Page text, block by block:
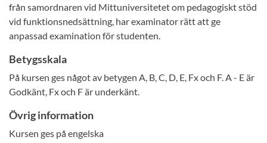
från samordnaren vid Mittuniversitetet om pedagogiskt stöd
vid funktionsnedsättning, har examinator rätt att ge
anpassad examination för studenten.
Betygsskala
På kursen ges något av betygen A, B, C, D, E, Fx och F. A - E är
Godkänt, Fx och F är underkänt.
Övrig information
Kursen ges på engelska